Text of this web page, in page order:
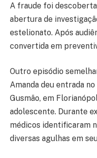
A fraude foi
abertura de
estelionato. Após
convertida em
Outro episódio
Amanda deu entrada
Gusmão, em
adolescente. Durante
médicos identificaram
diversas agulhas em